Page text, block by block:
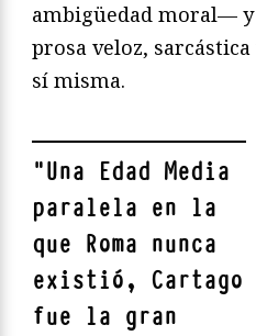
ambigüedad moral—
prosa veloz,
sí misma.
"Una Edad Media
paralela en la
que Roma nunca
existió, Cartago
fue la gran